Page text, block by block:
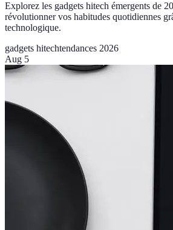
Explorez les gadgets hitech émergents de
révolutionner vos habitudes quotidiennes
technologique.
gadgets hitechtendances 2026
Aug 5